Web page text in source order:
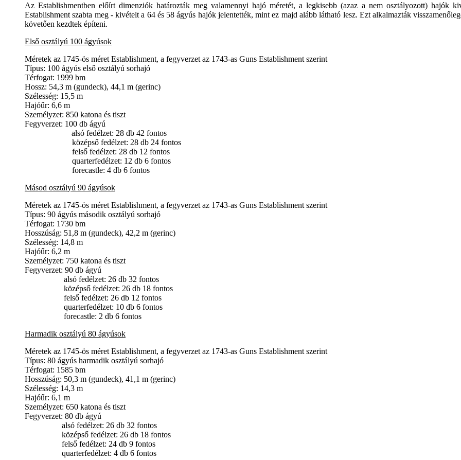
Az Establishmentben előírt dimenziók határozták meg valamennyi hajó méretét, a legkisebb (azaz a nem osztályozott) hajók
Establishment szabta meg - kivételt a 64 és 58 ágyús hajók jelentették, mint ez majd alább látható lesz. Ezt alkalmazták
követően kezdtek építeni.
Első osztályú 100 ágyúsok
Méretek az 1745-ös méret Establishment, a fegyverzet az 1743-as Guns Establishment szerint
Típus: 100 ágyús első osztályú sorhajó
Térfogat: 1999 bm
Hossz: 54,3 m (gundeck), 44,1 m (gerinc)
Szélesség: 15,5 m
Hajóűr: 6,6 m
Személyzet: 850 katona és tiszt
Fegyverzet: 100 db ágyú
alsó fedélzet: 28 db 42 fontos
középső fedélzet: 28 db 24 fontos
felső fedélzet: 28 db 12 fontos
quarterfedélzet: 12 db 6 fontos
forecastle: 4 db 6 fontos
Másod osztályú 90 ágyúsok
Méretek az 1745-ös méret Establishment, a fegyverzet az 1743-as Guns Establishment szerint
Típus: 90 ágyús második osztályú sorhajó
Térfogat: 1730 bm
Hosszúság: 51,8 m (gundeck), 42,2 m (gerinc)
Szélesség: 14,8 m
Hajóűr: 6,2 m
Személyzet: 750 katona és tiszt
Fegyverzet: 90 db ágyú
alsó fedélzet: 26 db 32 fontos
középső fedélzet: 26 db 18 fontos
felső fedélzet: 26 db 12 fontos
quarterfedélzet: 10 db 6 fontos
forecastle: 2 db 6 fontos
Harmadik osztályú 80 ágyúsok
Méretek az 1745-ös méret Establishment, a fegyverzet az 1743-as Guns Establishment szerint
Típus: 80 ágyús harmadik osztályú sorhajó
Térfogat: 1585 bm
Hosszúság: 50,3 m (gundeck), 41,1 m (gerinc)
Szélesség: 14,3 m
Hajóűr: 6,1 m
Személyzet: 650 katona és tiszt
Fegyverzet: 80 db ágyú
alsó fedélzet: 26 db 32 fontos
középső fedélzet: 26 db 18 fontos
felső fedélzet: 24 db 9 fontos
quarterfedélzet: 4 db 6 fontos